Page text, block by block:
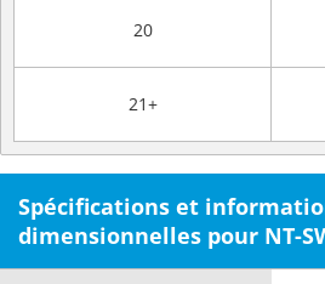
20
21+
Spécifications et
dimensionnelles pour NT-